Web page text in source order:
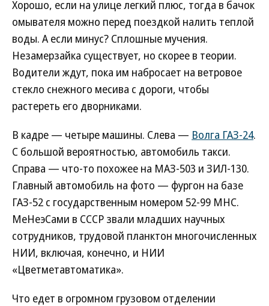
Хорошо, если на улице легкий плюс, тогда в бачок
омывателя можно перед поездкой налить теплой
воды. А если минус? Сплошные мучения.
Незамерзайка существует, но скорее в теории.
Водители ждут, пока им набросает на ветровое
стекло снежного месива с дороги, чтобы
растереть его дворниками.
В кадре — четыре машины. Слева — Волга ГАЗ-24.
С большой вероятностью, автомобиль такси.
Справа — что-то похожее на МАЗ-503 и ЗИЛ-130.
Главный автомобиль на фото — фургон на базе
ГАЗ-52 с государственным номером 52-99 МНС.
МеНеэСами в СССР звали младших научных
сотрудников, трудовой планктон многочисленных
НИИ, включая, конечно, и НИИ
«Цветметавтоматика».
Что едет в огромном грузовом отделении